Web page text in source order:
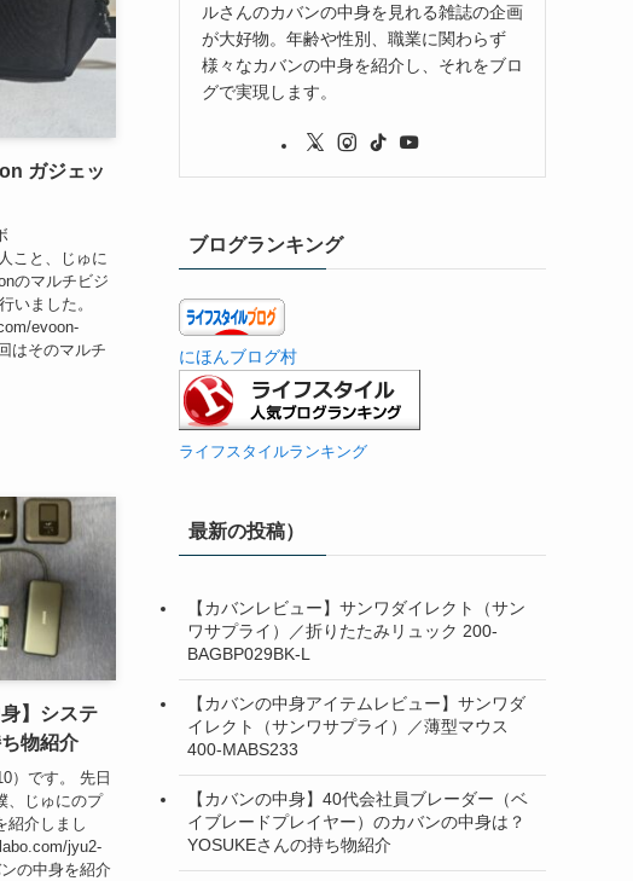
ガジェッ
こと、じゅに
のマルチビジ
いました。
evoon-
はそのマルチ
】システ
物紹介
）です。 先日
、じゅにのプ
紹介しまし
jyu2-
の中身を紹介
ルさんのカバンの中身を見れる雑誌の企画
が大好物。年齢や性別、職業に関わらず
様々なカバンの中身を紹介し、それをブロ
グで実現します。
ブログランキング
にほんブログ村
ライフスタイルランキング
最新の投稿）
【カバンレビュー】サンワダイレクト（サン
ワサプライ）／折りたたみリュック 200-
BAGBP029BK-L
【カバンの中身アイテムレビュー】サンワダ
イレクト（サンワサプライ）／薄型マウス
400-MABS233
【カバンの中身】40代会社員ブレーダー（ベ
イブレードプレイヤー）のカバンの中身は？
YOSUKEさんの持ち物紹介